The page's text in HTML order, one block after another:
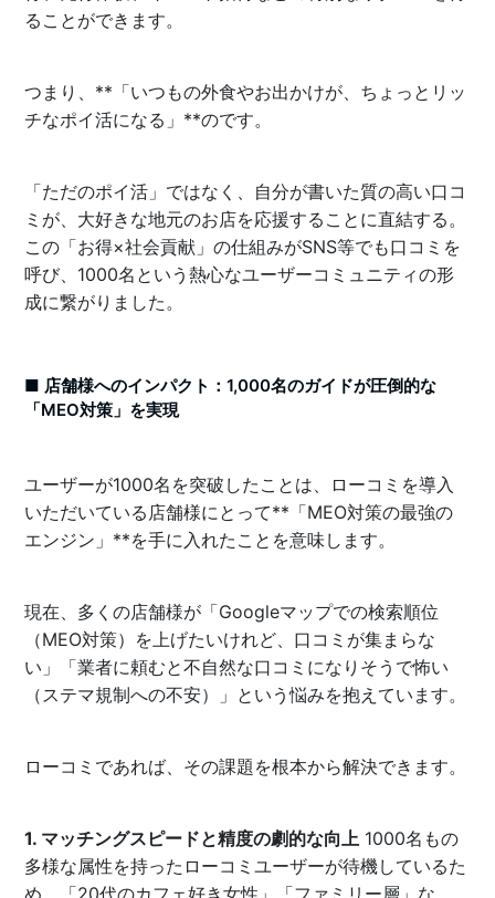
ることができます。
つまり、**「いつもの外食やお出かけが、ちょっとリッ
チなポイ活になる」**のです。
「ただのポイ活」ではなく、自分が書いた質の高い口コ
ミが、大好きな地元のお店を応援することに直結する。
この「お得×社会貢献」の仕組みがSNS等でも口コミを
呼び、1000名という熱心なユーザーコミュニティの形
成に繋がりました。
■ 店舗様へのインパクト：1,000名のガイドが圧倒的な
「MEO対策」を実現
ユーザーが1000名を突破したことは、ローコミを導入
いただいている店舗様にとって**「MEO対策の最強の
エンジン」**を手に入れたことを意味します。
現在、多くの店舗様が「Googleマップでの検索順位
（MEO対策）を上げたいけれど、口コミが集まらな
い」「業者に頼むと不自然な口コミになりそうで怖い
（ステマ規制への不安）」という悩みを抱えています。
ローコミであれば、その課題を根本から解決できます。
1. マッチングスピードと精度の劇的な向上 1000名もの
多様な属性を持ったローコミユーザーが待機しているた
め、「20代のカフェ好き女性」「ファミリー層」な